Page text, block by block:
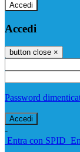
Accedi
Accedi
button close ×
Password
-
Entra con SPID